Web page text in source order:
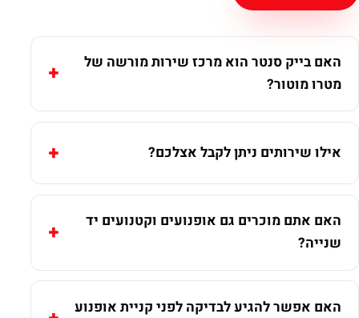
האם בייק סנטר הוא מרכז שירות מורשה של
מטרו מוטור?
אילו שירותים ניתן לקבל אצלכם?
האם אתם מוכרים גם אופנועים וקטנועים יד
שנייה?
האם אפשר להגיע לבדיקה לפני קניית אופנוע